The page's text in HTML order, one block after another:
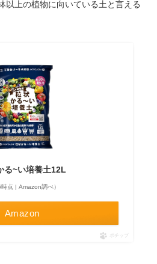
以上の植物に向いている土と言える
る~い培養土12L
点 | Amazon調べ）
Amazon
ポチップ